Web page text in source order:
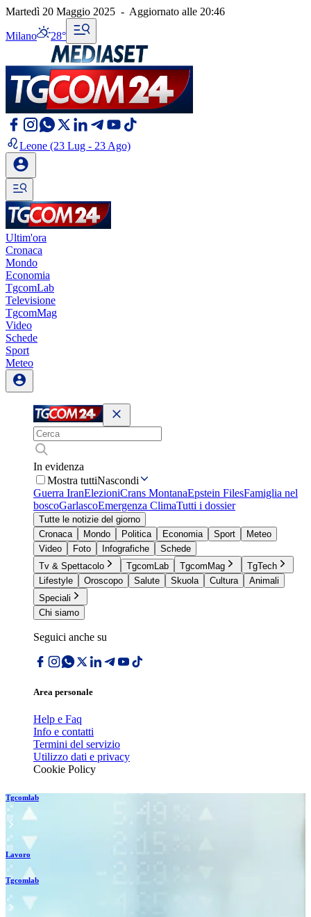
Martedì 20 Maggio 2025 - Aggiornato alle 20:46
Milano 28°
Leone (23 Lug - 23 Ago)
Ultim'ora
Cronaca
Mondo
Economia
TgcomLab
Televisione
TgcomMag
Video
Schede
Sport
Meteo
In evidenza
Mostra tuttiNascondi
Guerra IranElezioniCrans MontanaEpstein FilesFamiglia nel
boscoGarlascoEmergenza ClimaTutti i dossier
Tutte le notizie del giorno
Cronaca
Mondo Politica Economia Sport
Meteo
Video
Foto Infografiche
Schede
Tv & Spettacolo
TgcomLab TgcomMag
TgTech
Lifestyle
Oroscopo Salute Skuola Cultura
Animali
Speciali
Chi siamo
Seguici anche su
Area personale
Help e Faq
Info e contatti
Termini del servizio
Utilizzo dati e privacy
Cookie Policy
Tgcomlab
Lavoro
Tgcomlab